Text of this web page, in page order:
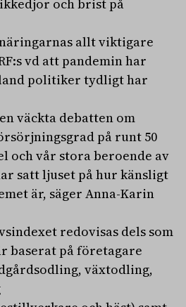
och brist på
allt viktigare
vd att pandemin har
politiker tydligt har
väckta debatten om
på runt 50
och vår stora beroende av
satt ljuset på hur känsligt
är, säger Anna-Karin
redovisas dels som
baserat på företagare
växtodling,